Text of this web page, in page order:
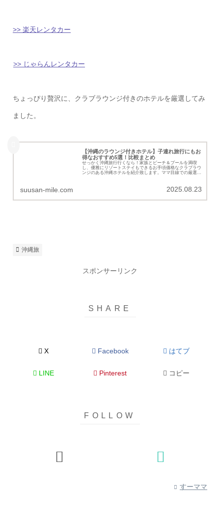
>> 楽天レンタカー
>> じゃらんレンタカー
ちょっぴり贅沢に、クラブラウンジ付きのホテルを厳選してみ
ました。
【沖縄のラウンジ付きホテル】子連れ旅行にもお
得なおすすめ5選！比較まとめ
せっかく沖縄旅行行くなら！家族とビーチ＆プールを満喫
し、優雅にリゾートステイもできるお手頃価格なクラブラウ
ンジのある沖縄ホテルを紹介致します。ママ目線での厳選ホ
suusan-mile.com 2025.08.23
沖縄旅
スポンサーリンク
X Facebook はてブ
LINE Pinterest コピー
すーママ